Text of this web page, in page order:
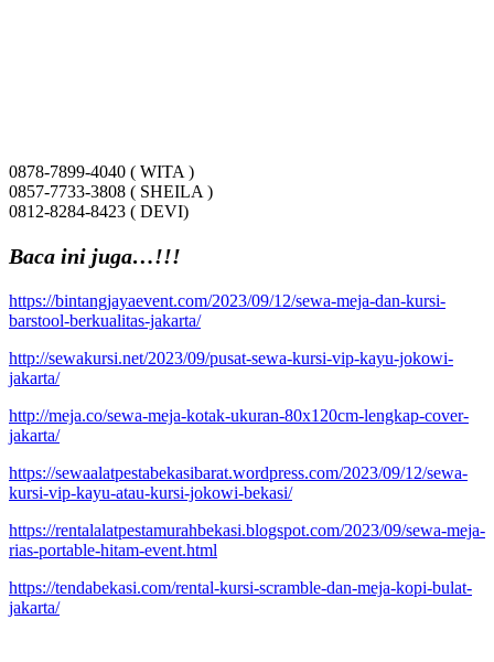
0878-7899-4040 ( WITA )
0857-7733-3808 ( SHEILA )
0812-8284-8423 ( DEVI)
Baca ini juga…!!!
https://bintangjayaevent.com/2023/09/12/sewa-meja-dan-kursi-
barstool-berkualitas-jakarta/
http://sewakursi.net/2023/09/pusat-sewa-kursi-vip-kayu-jokowi-
jakarta/
http://meja.co/sewa-meja-kotak-ukuran-80x120cm-lengkap-cover-
jakarta/
https://sewaalatpestabekasibarat.wordpress.com/2023/09/12/sewa-
kursi-vip-kayu-atau-kursi-jokowi-bekasi/
https://rentalalatpestamurahbekasi.blogspot.com/2023/09/sewa-meja-
rias-portable-hitam-event.html
https://tendabekasi.com/rental-kursi-scramble-dan-meja-kopi-bulat-
jakarta/